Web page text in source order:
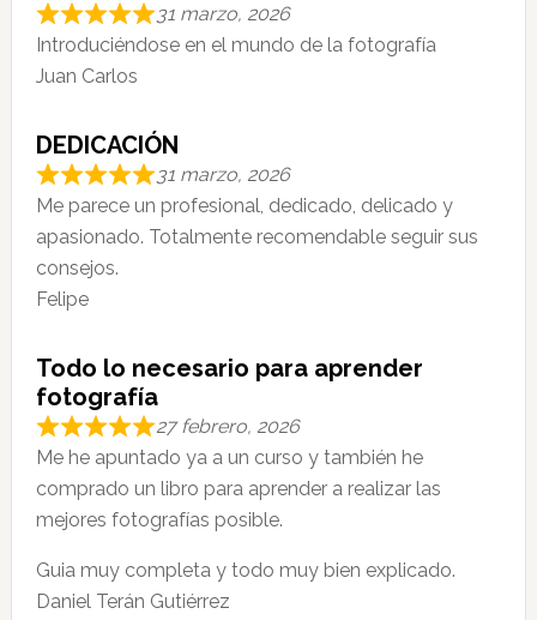
31 marzo, 2026
Introduciéndose en el mundo de la fotografía
Juan Carlos
DEDICACIÓN
31 marzo, 2026
Me parece un profesional, dedicado, delicado y
apasionado. Totalmente recomendable seguir sus
consejos.
Felipe
Todo lo necesario para aprender
fotografía
27 febrero, 2026
Me he apuntado ya a un curso y también he
comprado un libro para aprender a realizar las
mejores fotografías posible.
Guia muy completa y todo muy bien explicado.
Daniel Terán Gutiérrez